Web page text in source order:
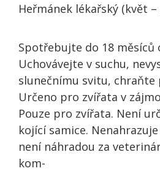
Heřmánek lékařský (květ –
Spotřebujte do 18 měsíců
Uchovávejte v suchu,
slunečnímu svitu, chraňte
Určeno pro zvířata v
Pouze pro zvířata. Není
kojící samice.
není náhradou za
kom-